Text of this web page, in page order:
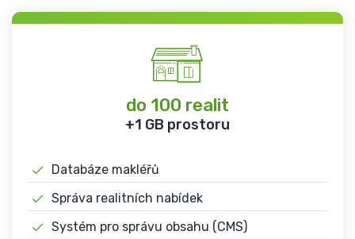
do 100 realit
+1 GB prostoru
Databáze makléřů
Správa realitních nabídek
Systém pro správu obsahu (CMS)